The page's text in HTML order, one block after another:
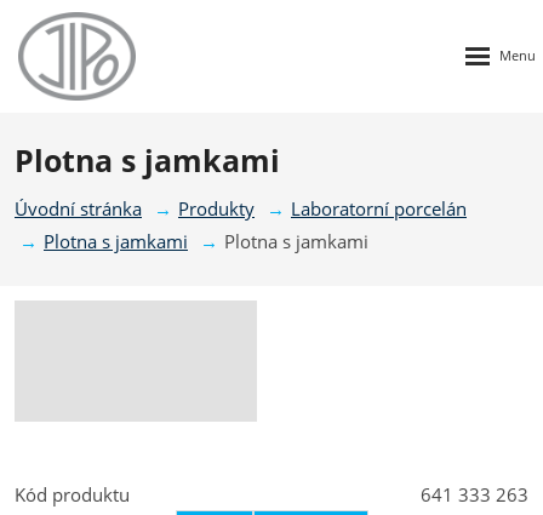
Plotna s jamkami
Úvodní stránka Produkty
Laboratorní porcelán
Plotna s jamkami
Plotna s jamkami
Kód produktu
641 333 263